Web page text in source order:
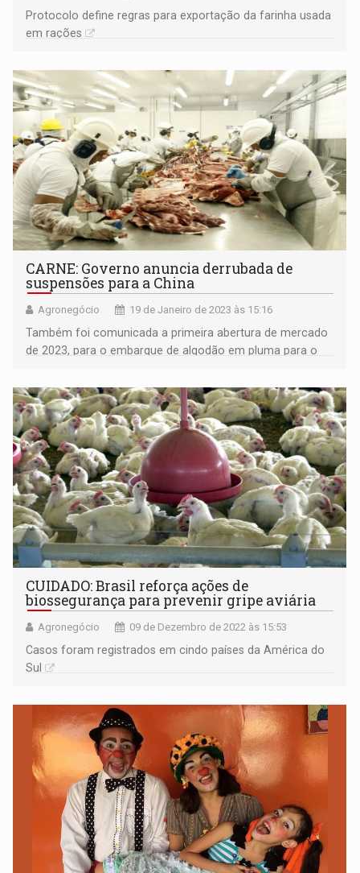
Protocolo define regras para exportação da farinha usada
em rações
CARNE: Governo anuncia derrubada de
suspensões para a China
Agronegócio 19 de Janeiro de 2023 às 15:16
Também foi comunicada a primeira abertura de mercado
de 2023, para o embarque de algodão em pluma para o
CUIDADO: Brasil reforça ações de
biossegurança para prevenir gripe aviária
Agronegócio 09 de Dezembro de 2022 às 15:53
Casos foram registrados em cindo países da América do
Sul